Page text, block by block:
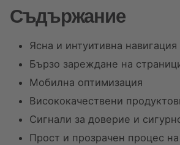
Съдържание
Ясна и интуитивна навигация
Бързо зареждане на
Мобилна оптимизация
Висококачествени
Сигнали за доверие и
Прост и прозрачен процес